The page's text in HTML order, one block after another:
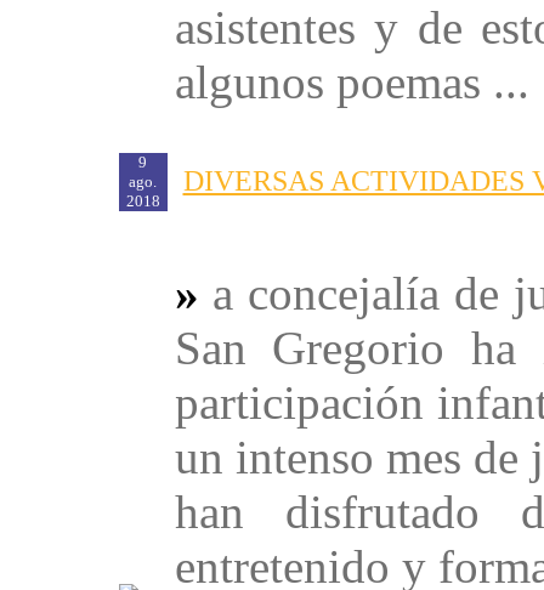
asistentes y de
algunos poemas ...
9
ago.
2018
DIVERSAS ACTIVIDADES
» a concejalía de
San Gregorio
participación
un intenso mes de
han disfrutado
entretenido y